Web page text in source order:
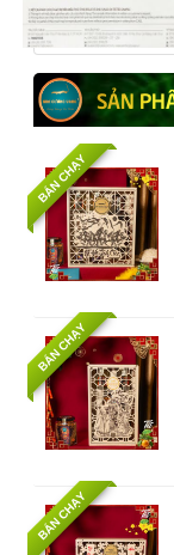
Hỗ trợ
Hỗ trợ
thận.
Tăng
Hỗ trợ
tiểu đường.
Hỗ trợ
áp, suy tim.
Hỗ trợ trị
viêm gan.
Hỗ trợ trị
hen
Hỗ trợ
nam và nữ.
Chống
SẢN
BÁN CHẠY
BÁN CHẠY
BÁN CHẠY